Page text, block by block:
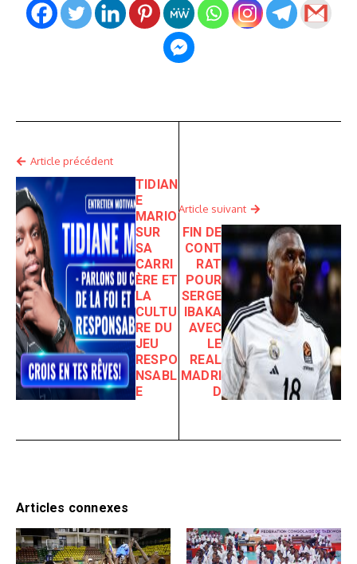
Article précédent
TIDIAN
E
MARIO
SUR
SA
CARRI
ÈRE ET
LA
CULTU
RE DU
JEU
RESPO
NSABL
E
Article suivant
FIN DE
CONT
RAT
POUR
SERGE
IBAKA
AVEC
LE
REAL
MADRI
D
Articles connexes